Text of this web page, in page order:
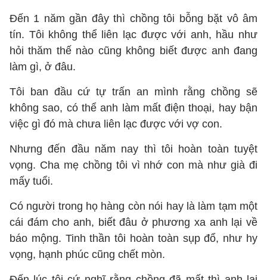
Đến 1 năm gần đây thì chồng tôi bỗng bặt vô âm
tín. Tôi không thể liên lạc được với anh, hầu như
hỏi thăm thế nào cũng không biết được anh đang
làm gì, ở đâu.
Tôi ban đầu cứ tự trấn an mình rằng chồng sẽ
không sao, có thể anh làm mất điện thoại, hay bận
việc gì đó mà chưa liên lạc được với vợ con.
Nhưng đến đầu năm nay thì tôi hoàn toàn tuyệt
vọng. Cha mẹ chồng tôi vì nhớ con mà như già đi
mấy tuổi.
Có người trong họ hàng còn nói hay là làm tạm một
cái đám cho anh, biết đâu ở phương xa anh lại về
báo mộng. Tinh thần tôi hoàn toàn sụp đổ, như hy
vọng, hạnh phúc cũng chết mòn.